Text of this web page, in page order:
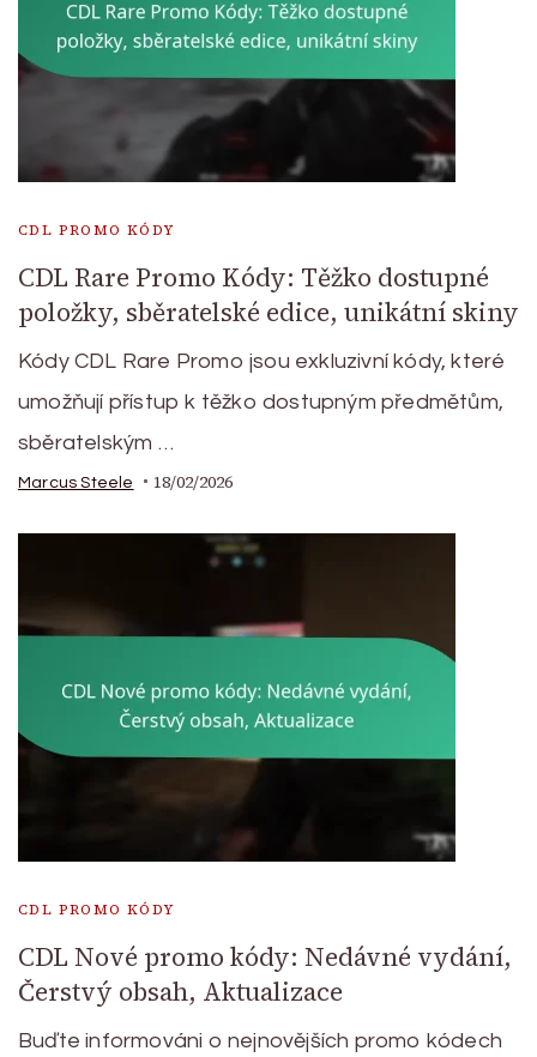
CDL PROMO KÓDY
CDL Rare Promo Kódy: Těžko dostupné
položky, sběratelské edice, unikátní skiny
Kódy CDL Rare Promo jsou exkluzivní kódy, které
umožňují přístup k těžko dostupným předmětům,
sběratelským …
Marcus Steele 18/02/2026
CDL PROMO KÓDY
CDL Nové promo kódy: Nedávné vydání,
Čerstvý obsah, Aktualizace
Buďte informováni o nejnovějších promo kódech